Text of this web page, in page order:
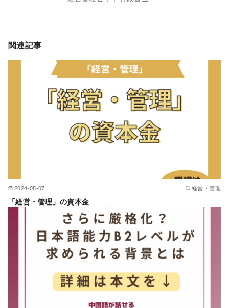
関連記事
2024-05-07 経営・管理
「経営・管理」の資本金